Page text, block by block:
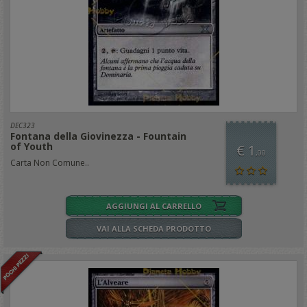
DEC323
Fontana della Giovinezza - Fountain
of Youth
Carta Non Comune..
€ 1 ,00
AGGIUNGI AL CARRELLO
VAI ALLA SCHEDA PRODOTTO